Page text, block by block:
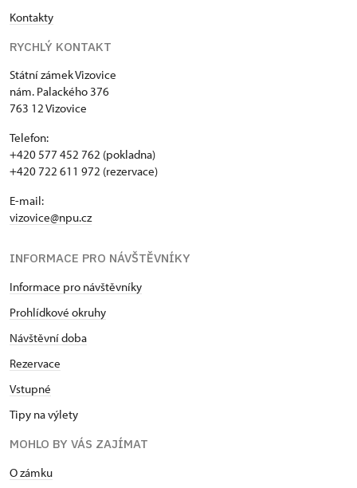
Kontakty
RYCHLÝ KONTAKT
Státní zámek Vizovice
nám. Palackého 376
763 12 Vizovice
Telefon:
+420 577 452 762 (pokladna)
+420 722 611 972 (rezervace)
E-mail:
vizovice@npu.cz
INFORMACE PRO NÁVŠTĚVNÍKY
Informace pro návštěvníky
Prohlídkové okruhy
Návštěvní doba
Rezervace
Vstupné
Tipy na výlety
MOHLO BY VÁS ZAJÍMAT
O zámku